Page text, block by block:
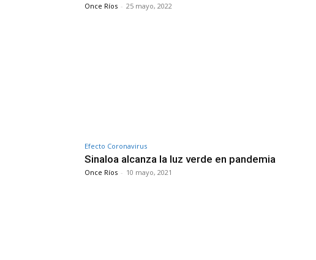
Once Ríos - 25 mayo, 2022
Efecto Coronavirus
Sinaloa alcanza la luz verde en pandemia
Once Ríos - 10 mayo, 2021